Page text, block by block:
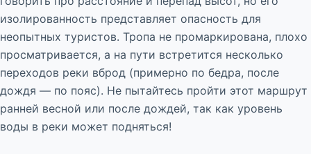
изолированность представляет опасность для
неопытных туристов. Тропа не промаркирована, плохо
просматривается, а на пути встретится несколько
переходов реки вброд (примерно по бедра, после
дождя — по пояс). Не пытайтесь пройти этот маршрут
ранней весной или после дождей, так как уровень
воды в реки может подняться!